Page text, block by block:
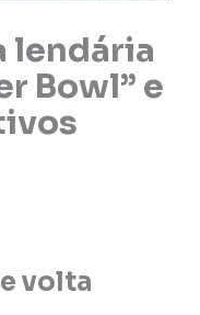
lendária
Bowl” e
volta